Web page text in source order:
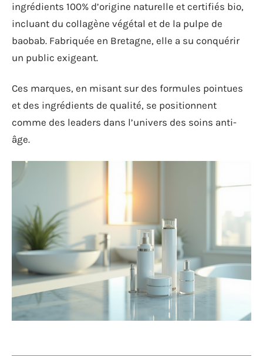
ingrédients 100% d’origine naturelle et certifiés bio,
incluant du collagène végétal et de la pulpe de
baobab. Fabriquée en Bretagne, elle a su conquérir
un public exigeant.
Ces marques, en misant sur des formules pointues
et des ingrédients de qualité, se positionnent
comme des leaders dans l’univers des soins anti-
âge.